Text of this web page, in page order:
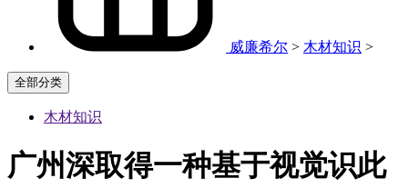
威廉希尔 > 木材知识 >
全部分类
木材知识
广州深取得一种基于视觉识此